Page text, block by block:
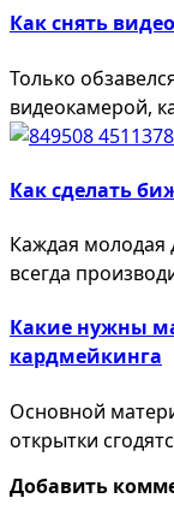
Как снять
Только
видеокамерой,
Как сделать
Каждая
всегда
Какие нужны
кардмейкинга
Основной
открытки
Добавить